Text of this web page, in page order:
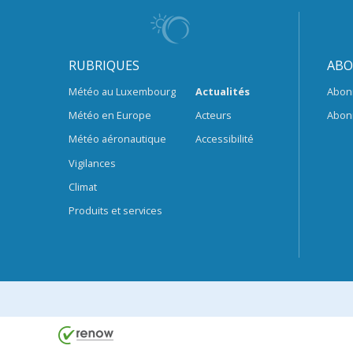
RUBRIQUES
Météo au Luxembourg
Météo en Europe
Météo aéronautique
Vigilances
Climat
Produits et services
Actualités
Acteurs
Accessibilité